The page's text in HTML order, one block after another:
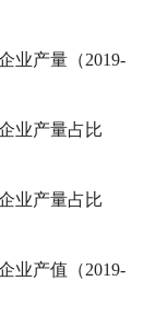
业产量（2019-
业产量占比
业产量占比
业产值（2019-